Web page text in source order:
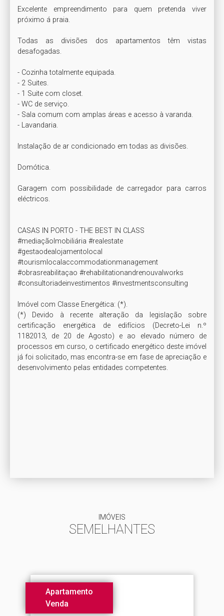
Excelente empreendimento para quem pretenda viver
próximo á praia.
Todas as divisões dos apartamentos têm vistas
desafogadas.
- Cozinha totalmente equipada.
- 2 Suites.
- 1 Suite com closet.
- WC de serviço.
- Sala comum com amplas áreas e acesso à varanda.
- Lavandaria.
Instalação de ar condicionado em todas as divisões.
Domótica.
Garagem com possibilidade de carregador para carros
eléctricos.
CASAS IN PORTO - THE BEST IN CLASS
#mediaçãoImobiliária #realestate
#gestaodealojamentolocal
#tourismlocalaccommodationmanagement
#obrasreabilitaçao #rehabilitationandrenouvalworks
#consultoriadeinvestimentos #investmentsconsulting
Imóvel com Classe Energética: (*).
(*) Devido à recente alteração da legislação sobre
certificação energética de edifícios (Decreto-Lei n.º
1182013, de 20 de Agosto) e ao elevado número de
processos em curso, o certificado energético deste imóvel
já foi solicitado, mas encontra-se em fase de apreciação e
desenvolvimento pelas entidades competentes.
IMÓVEIS
SEMELHANTES
Apartamento
Venda